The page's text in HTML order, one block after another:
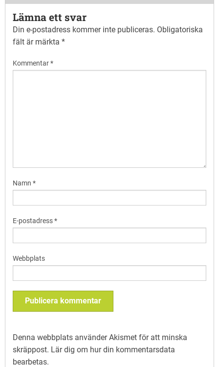
Lämna ett svar
Din e-postadress kommer inte publiceras. Obligatoriska
fält är märkta *
Kommentar*
Namn *
E-postadress*
Webbplats
Denna webbplats använder Akismet för att minska
skräppost. Lär dig om hur din kommentarsdata
bearbetas.